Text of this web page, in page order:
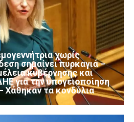
χωρίς
σημαίνει πυρκαγιά –
κυβέρνησης και
για την υπογειοποίηση
Χάθηκαν τα κονδύλια